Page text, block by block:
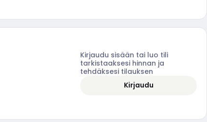
Kirjaudu sisään tai luo tili
tarkistaaksesi hinnan ja
tehdäksesi tilauksen
Kirjaudu